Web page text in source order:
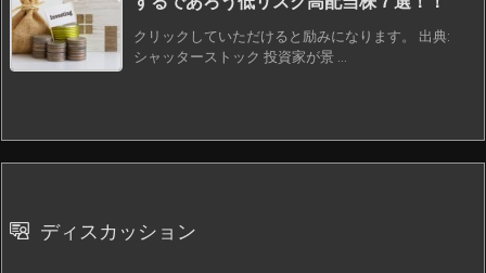
クリックしていただけると励みになります。 出典:
シャッターストック 投資家が景 ...
ディスカッション